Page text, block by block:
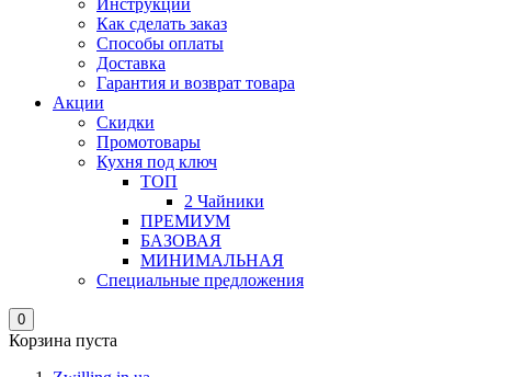
Инструкции
Как сделать заказ
Способы оплаты
Доставка
Гарантия и возврат товара
Акции
Скидки
Промотовары
Кухня под ключ
ТОП
2 Чайники
ПРЕМИУМ
БАЗОВАЯ
МИНИМАЛЬНАЯ
Специальные предложения
0
Корзина пуста